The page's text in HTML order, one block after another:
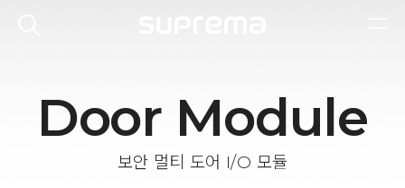
Door Module
보안 멀티 도어 I/O 모듈